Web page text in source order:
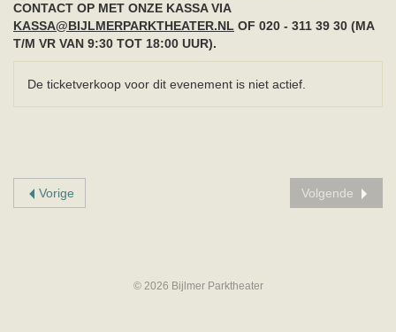
CONTACT OP MET ONZE KASSA VIA
KASSA@BIJLMERPARKTHEATER.NL OF 020 - 311 39 30 (MA
T/M VR VAN 9:30 TOT 18:00 UUR).
De ticketverkoop voor dit evenement is niet actief.
Vorige Volgende
© 2026 Bijlmer Parktheater